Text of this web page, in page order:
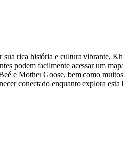
rica história e cultura vibrante,
podem facilmente acessar um
e Mother Goose, bem como
conectado enquanto explora esta